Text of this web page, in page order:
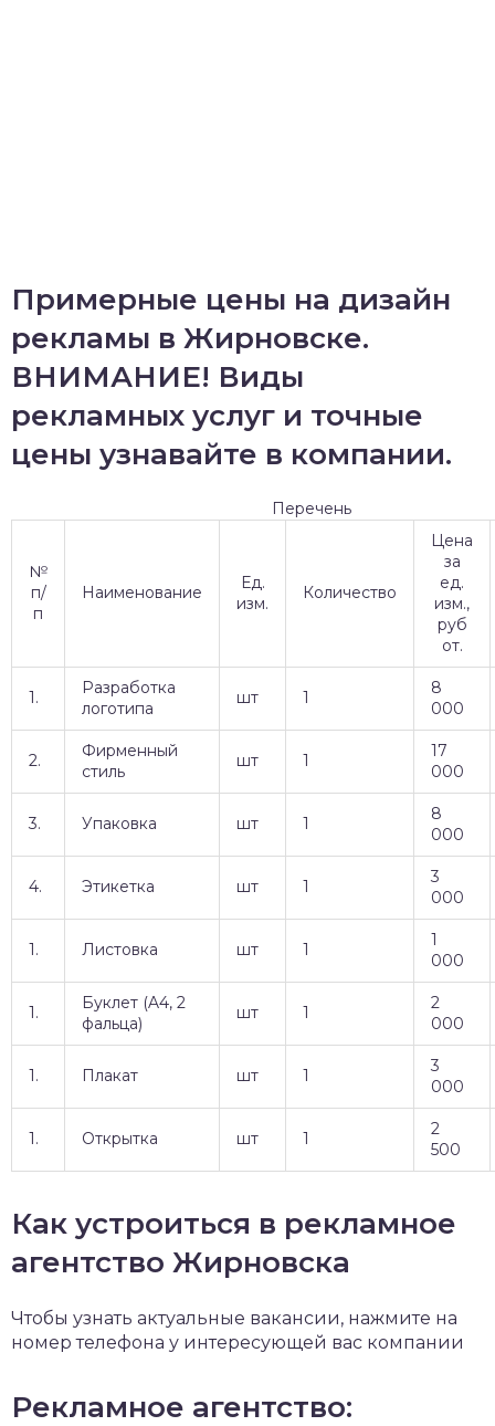
Примерные цены на дизайн
рекламы в Жирновске.
ВНИМАНИЕ! Виды
рекламных услуг и точные
цены узнавайте в компании.
Перечень
№
п/
п
Наименование
Ед.
изм.
Количество
Цена
за
ед.
изм.,
руб
от.
1.
Разработка
логотипа
шт 1
8
000
2.
Фирменный
стиль
шт 1
17
000
3. Упаковка шт 1
8
000
4. Этикетка шт 1
3
000
1. Листовка шт 1
1
000
1.
Буклет (A4, 2
фальца)
шт 1
2
000
1. Плакат шт 1
3
000
1. Открытка шт 1
2
500
Как устроиться в рекламное
агентство Жирновска
Чтобы узнать актуальные вакансии, нажмите на
номер телефона у интересующей вас компании
Рекламное агентство: